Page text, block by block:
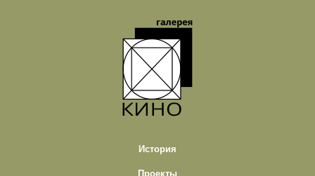
История
Проекты